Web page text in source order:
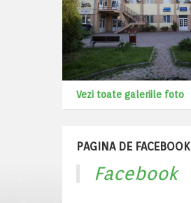
Vezi toate galeriile foto
PAGINA DE
Facebook